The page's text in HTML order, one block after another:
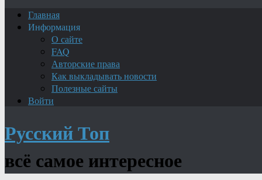
Главная
Информация
О сайте
FAQ
Авторские права
Как выкладывать новости
Полезные сайты
Войти
Русский Топ
всё самое интересное